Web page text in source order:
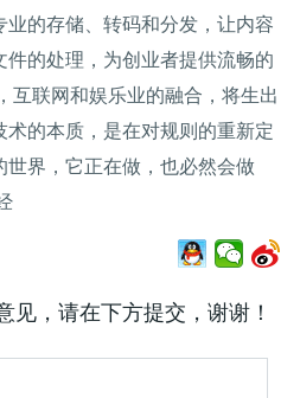
的存储、转码和分发，让内容
的处理，为创业者提供流畅的
联网和娱乐业的融合，将生出
的本质，是在对规则的重新定
世界，它正在做，也必然会做
见，请在下方提交，谢谢！